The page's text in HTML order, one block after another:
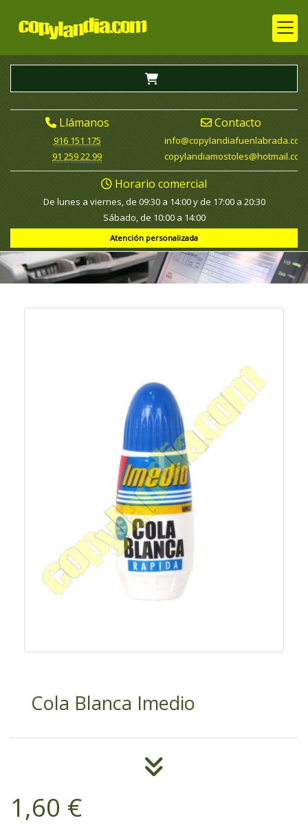
Llámanos
916 151 175
91 259 22 99
Contacto
info
copylandiafuenlabrada.com
copylandiamostoles
hotmail.com
Horario comercial
De lunes a viernes, de 09:30 a 14:00 y de 17:00 a 20:30
Sábado, de 10:00 a 14:00
Atención personalizada
Cola Blanca Imedio
1,60 €